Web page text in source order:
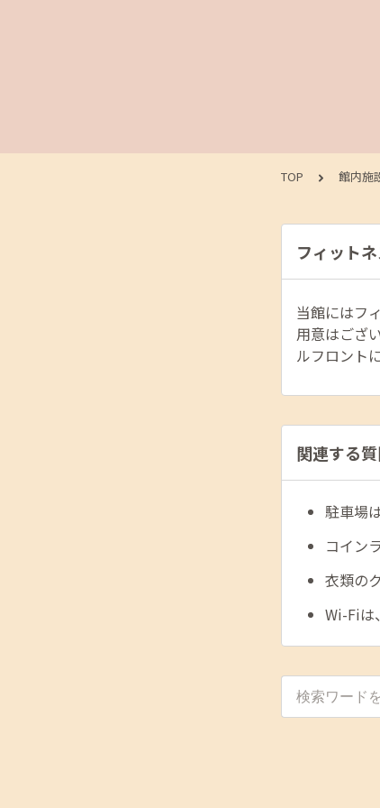
TOP 館内施
フィット
当館にはフ
用意はござ
ルフロント
関連する
駐車場
コイン
衣類の
Wi-Fiは